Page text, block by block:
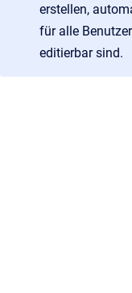
erstellen,
für alle
editierbar sind.